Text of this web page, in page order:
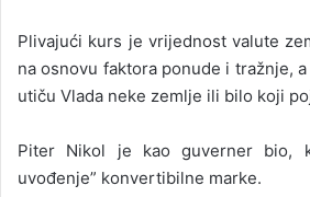
Plivajući kurs je vrijednost valute
na osnovu faktora ponude i tražnje,
utiču Vlada neke zemlje ili bilo koji
Piter Nikol je kao guverner bio,
uvođenje” konvertibilne marke.